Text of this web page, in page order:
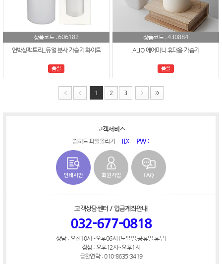
상품코드 : 606182
언박싱팩토리_듀얼 분사 가습기 화이트
품절
상품코드 :430884
ALIO 에어미니 휴대용 가습기
품절
1 2 3
고객서비스
웹하드 파일올리기 ID: PW :
고객상담센터 / 입금계좌안내
032-677-0818
상담 : 오전10시~오후06시 (토요일,공휴일 휴무)
점심 : 오후12시~오후1시
급한연락 : 010-8635-3419